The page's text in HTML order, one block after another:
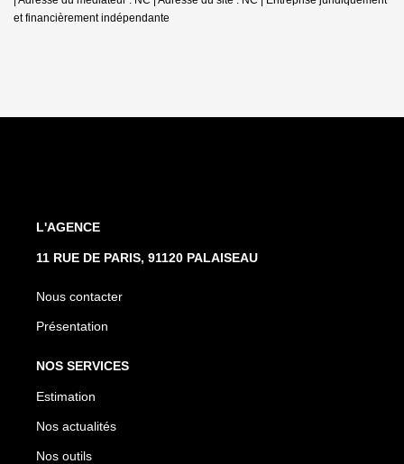
et financièrement indépendante
L'AGENCE
11 RUE DE PARIS, 91120 PALAISEAU
Nous contacter
Présentation
NOS SERVICES
Estimation
Nos actualités
Nos outils